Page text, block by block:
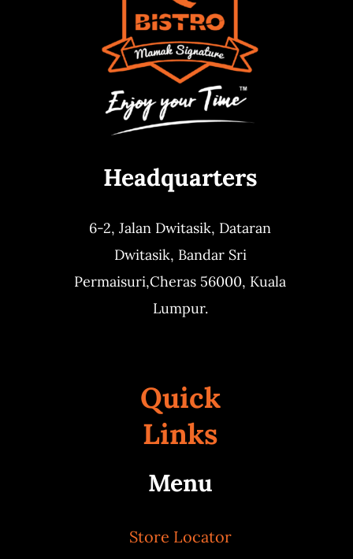
Headquarters
6-2, Jalan Dwitasik, Dataran
Dwitasik, Bandar Sri
Permaisuri,Cheras 56000, Kuala
Lumpur.
Quick
Links
Menu
Store Locator